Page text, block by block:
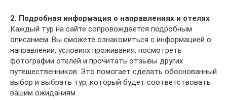
2. Подробная информация о направлениях и отелях
Каждый тур на сайте сопровождается подробным
описанием. Вы сможете ознакомиться с информацией о
направлении, условиях проживания, посмотреть
фотографии отелей и прочитать отзывы других
путешественников. Это помогает сделать обоснованный
выбор и выбрать тур, который будет соответствовать
вашим ожиданиям.